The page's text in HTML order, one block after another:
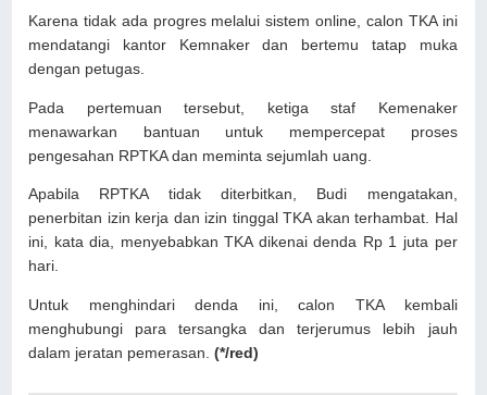
Karena tidak ada progres melalui sistem online, calon TKA ini
mendatangi kantor Kemnaker dan bertemu tatap muka
dengan petugas.
Pada pertemuan tersebut, ketiga staf Kemenaker
menawarkan bantuan untuk mempercepat proses
pengesahan RPTKA dan meminta sejumlah uang.
Apabila RPTKA tidak diterbitkan, Budi mengatakan,
penerbitan izin kerja dan izin tinggal TKA akan terhambat. Hal
ini, kata dia, menyebabkan TKA dikenai denda Rp 1 juta per
hari.
Untuk menghindari denda ini, calon TKA kembali
menghubungi para tersangka dan terjerumus lebih jauh
dalam jeratan pemerasan.(*/red)